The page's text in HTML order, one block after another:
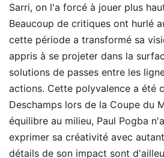
Sarri, on l'a forcé à jouer plus
Beaucoup de critiques ont hurlé
cette période a transformé sa
appris à se projeter dans la
solutions de passes entre les
actions. Cette polyvalence a été
Deschamps lors de la Coupe du
équilibre au milieu, Paul Pogba
exprimer sa créativité avec
détails de son impact sont